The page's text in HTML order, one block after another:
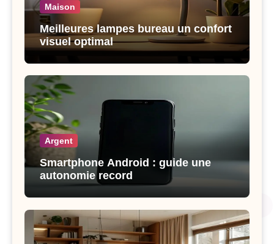
Maison
Meilleures lampes bureau un confort
visuel optimal
Argent
Smartphone Android : guide une
autonomie record